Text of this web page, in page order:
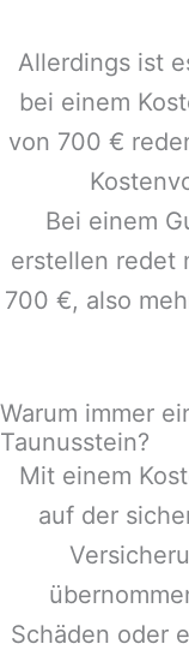
Allerdings ist
bei einem
von 700 €
Bei einem
erstellen redet
700 €, also
Warum immer
Taunusstein?
Mit einem
auf der
Schäden oder